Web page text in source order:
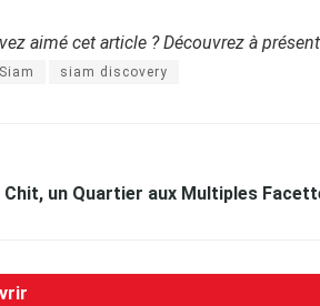
aimé cet article ? Découvrez à présent
Siam siam discovery
Chit, un Quartier aux Multiples